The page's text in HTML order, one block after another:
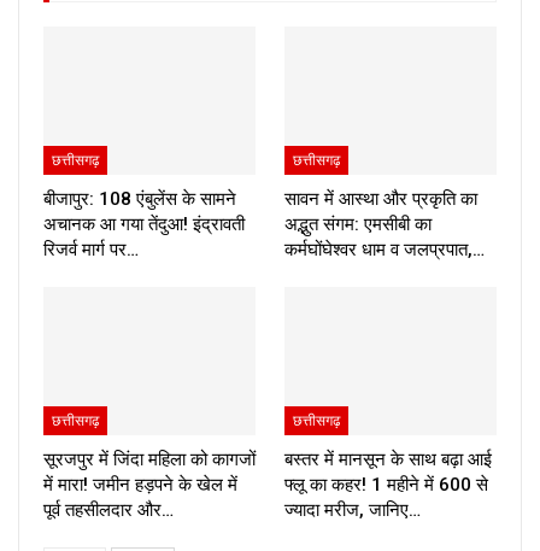
छत्तीसगढ़
बीजापुर: 108 एंबुलेंस के सामने
अचानक आ गया तेंदुआ! इंद्रावती
रिजर्व मार्ग पर…
छत्तीसगढ़
सावन में आस्था और प्रकृति का
अद्भुत संगम: एमसीबी का
कर्मघोंघेश्वर धाम व जलप्रपात,…
छत्तीसगढ़
सूरजपुर में जिंदा महिला को कागजों
में मारा! जमीन हड़पने के खेल में
पूर्व तहसीलदार और…
छत्तीसगढ़
बस्तर में मानसून के साथ बढ़ा आई
फ्लू का कहर! 1 महीने में 600 से
ज्यादा मरीज, जानिए…